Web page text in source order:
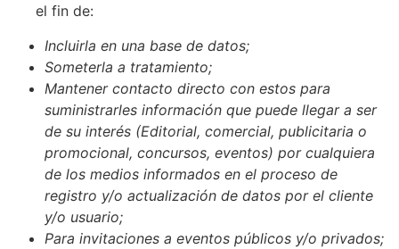
el fin de:
Incluirla en una base de datos;
Someterla a tratamiento;
Mantener contacto directo con estos para
suministrarles información que puede llegar a ser
de su interés (Editorial, comercial, publicitaria o
promocional, concursos, eventos) por cualquiera
de los medios informados en el proceso de
registro y/o actualización de datos por el cliente
y/o usuario;
Para invitaciones a eventos públicos y/o privados;